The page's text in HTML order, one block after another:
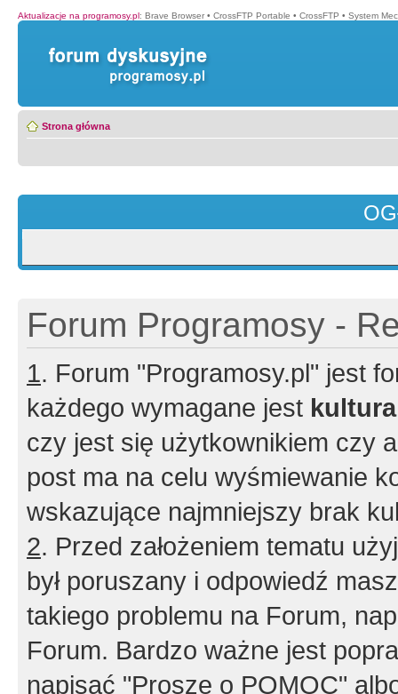
Aktualizacje na programosy.pl: Brave Browser • CrossFTP Portable • CrossFTP • System
Strona główna
Forum Programosy -
1. Forum "Programosy.pl" jest
każdego wymagane jest
czy jest się użytkownikiem czy
post ma na celu wyśmiewanie
wskazujące najmniejszy brak
2. Przed założeniem tematu
był poruszany i odpowiedź
takiego problemu na Forum,
Forum. Bardzo ważne jest
napisać "Proszę o POMOC"